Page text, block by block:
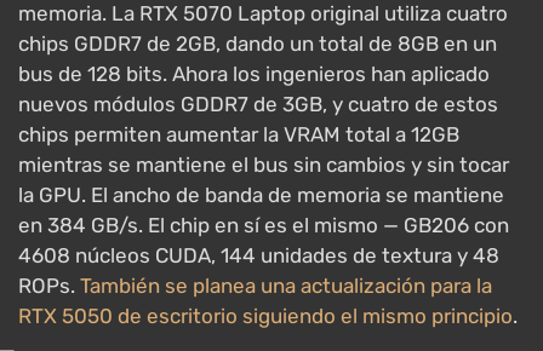
memoria. La RTX 5070 Laptop original utiliza cuatro
chips GDDR7 de 2GB, dando un total de 8GB en un
bus de 128 bits. Ahora los ingenieros han aplicado
nuevos módulos GDDR7 de 3GB, y cuatro de estos
chips permiten aumentar la VRAM total a 12GB
mientras se mantiene el bus sin cambios y sin tocar
la GPU. El ancho de banda de memoria se mantiene
en 384 GB/s. El chip en sí es el mismo — GB206 con
4608 núcleos CUDA, 144 unidades de textura y 48
ROPs. También se planea una actualización para la
RTX 5050 de escritorio siguiendo el mismo principio.